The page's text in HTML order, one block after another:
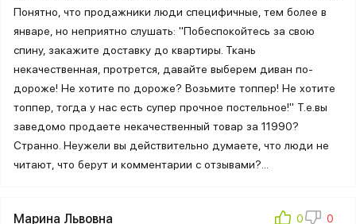
Понятно, что продажники люди специфичные, тем более в
январе, но неприятно слушать: "Побеспокойтесь за свою
спину, закажите доставку до квартиры. Ткань
некачественная, протрется, давайте выберем диван по-
дороже! Не хотите по дороже? Возьмите топпер! Не хотите
топпер, тогда у нас есть супер прочное постельное!" Т.е.вы
заведомо продаете некачественный товар за 11990?
Странно. Неужели вы действительно думаете, что люди не
читают, что берут и комментарии с отзывами?...
Марина Львовна